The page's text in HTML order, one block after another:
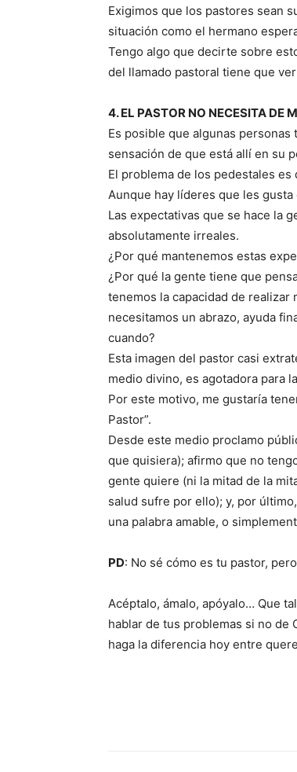
Exigimos que los pastores sean
situación como el hermano
Tengo algo que decirte sobre
del llamado pastoral tiene que
4. EL PASTOR NO NECESITA DE
Es posible que algunas
sensación de que está allí en su
El problema de los pedestales
Aunque hay líderes que les
Las expectativas que se hace la
absolutamente irreales.
¿Por qué mantenemos estas
¿Por qué la gente tiene que
tenemos la capacidad de
necesitamos un abrazo, ayuda
cuando?
Esta imagen del pastor casi
medio divino, es agotadora para
Por este motivo, me gustaría
Pastor”.
Desde este medio proclamo
que quisiera); afirmo que no
gente quiere (ni la mitad de la
salud sufre por ello); y, por
una palabra amable, o
PD: No sé cómo es tu pastor,
Acéptalo, ámalo, apóyalo… Que
hablar de tus problemas si no de
haga la diferencia hoy entre